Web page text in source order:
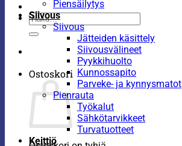
Etsi:
Ostoskori
Piensäilytys
Siivous
Siivous
Jätteiden käsittely
Siivousvälineet
Pyykkihuolto
Kunnossapito
Parveke- ja kynnysmatot
Pienrauta
Työkalut
Sähkötarvikkeet
Turvatuotteet
Keittiö